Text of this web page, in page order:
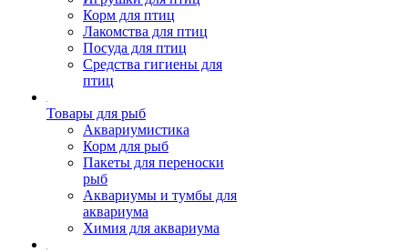
Корм для птиц
Лакомства для птиц
Посуда для птиц
Средства гигиены для
птиц
Товары для рыб
Аквариумистика
Корм для рыб
Пакеты для переноски
рыб
Аквариумы и тумбы для
аквариума
Химия для аквариума